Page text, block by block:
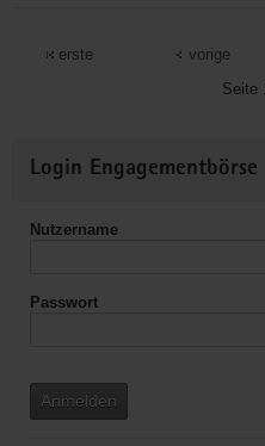
Kirchgemeinde
erste
vorige
Seite
Informationen
Login Engagementbörse
Nutzername
Passwort
Anmelden